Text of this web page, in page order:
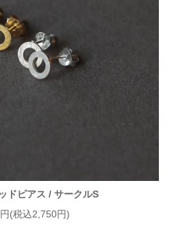
ドピアス / サークルS
(税込2,750円)